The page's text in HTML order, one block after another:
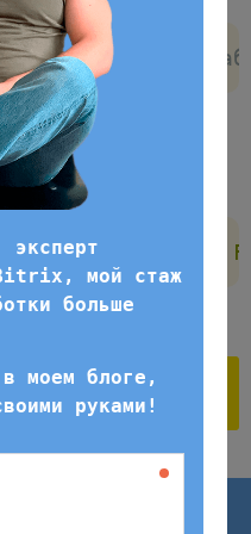
) FROM
сделаем так, чтобы
порядке:
(text
с 9:00 до
в
в первый
эксперт
Bitrix, мой стаж
больше
моем блоге,
руками!